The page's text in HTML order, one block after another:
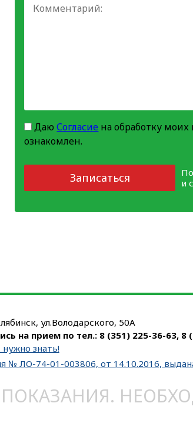
ДаюСогласие на обработку
ознакомлен.
Записаться
и
ул.Володарского, 50А
на прием по тел.: 8 (351) 225-36-63, 8
нужно знать!
№ ЛО-74-01-003806, от 14.10.2016,